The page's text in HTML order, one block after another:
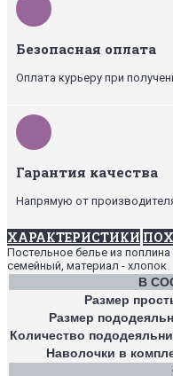
Безопасная оплата
Оплата курьеру при
Гарантия качества
Напрямую от
ХАРАКТЕРИСТИКИ
Постельное белье из
семейный, материал - хлопок
В
Размер
Размер
Количество
Наволочки в